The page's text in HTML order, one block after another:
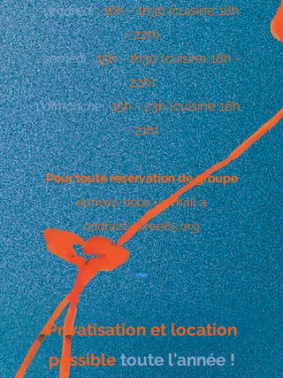
vendredi: 16h - 1h30 (cuisine 18h
- 22h)
samedi: 15h - 1h30 (cuisine 18h -
22h)
dimanche: 15h - 23h (cuisine 16h
- 21h)
Pour toute réservation de groupe
écrivez-nous un mail à
contact@oree85.org
~
Privatisation et location
possibletoute l'année !